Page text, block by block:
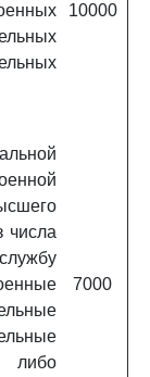
10000
числа
либо
7000